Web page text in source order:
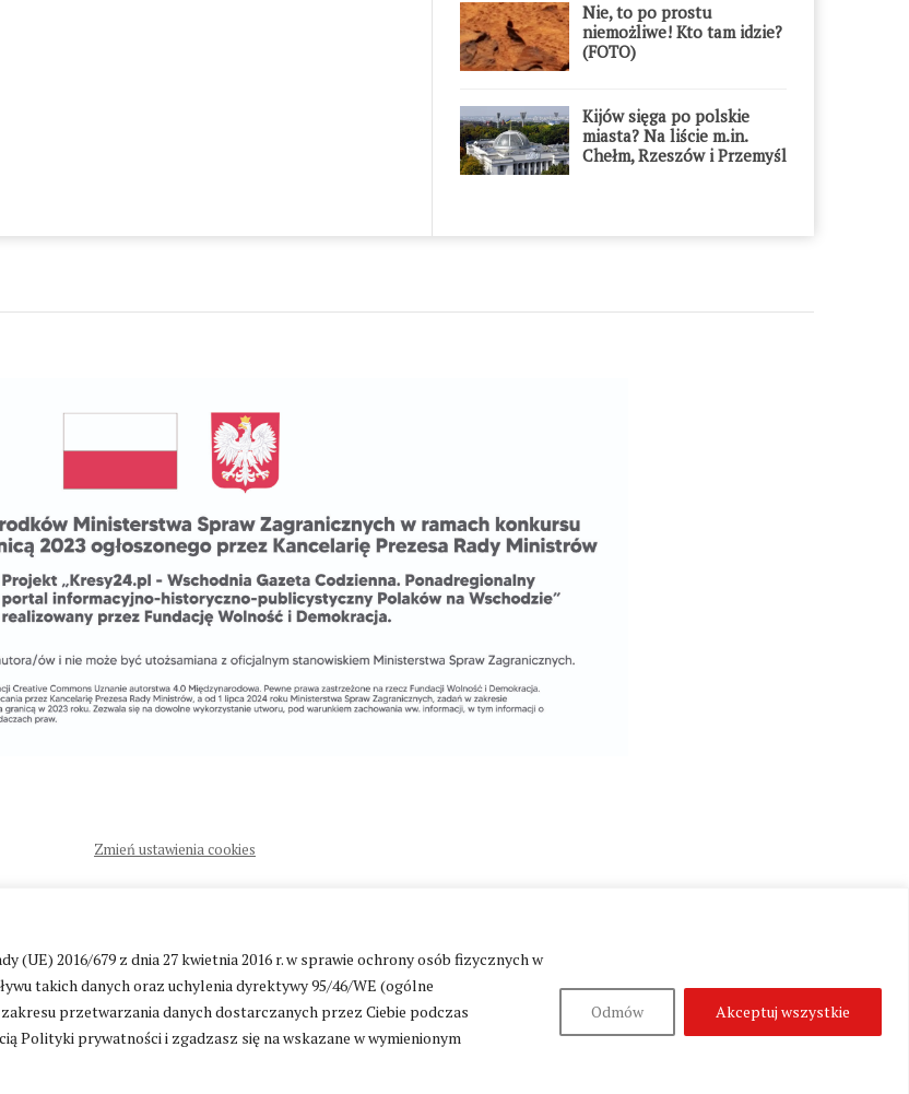
2016/679 z dnia 27 kwietnia 2016 r. w sprawie ochrony osób fizycznych w
takich danych oraz uchylenia dyrektywy 95/46/WE (ogólne
przetwarzania danych dostarczanych przez Ciebie podczas
Polityki prywatności i zgadzasz się na wskazane w wymienionym
Odmów Akceptuj wszystkie
Nie, to po prostu
niemożliwe! Kto tam idzie?
(FOTO)
Kijów sięga po polskie
miasta? Na liście m.in.
Chełm, Rzeszów i Przemyśl
Zmień ustawienia cookies